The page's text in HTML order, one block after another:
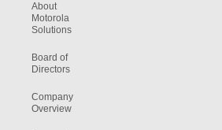
About
Motorola
Solutions
Board of
Directors
Company
Overview